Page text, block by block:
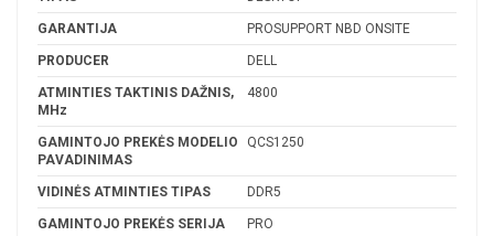
GARANTIJA PROSUPPORT NBD ONSITE
PRODUCER DELL
ATMINTIES TAKTINIS DAŽNIS,
MHz
4800
GAMINTOJO PREKĖS MODELIO
PAVADINIMAS
QCS1250
VIDINĖS ATMINTIES TIPAS DDR5
GAMINTOJO PREKĖS SERIJA PRO